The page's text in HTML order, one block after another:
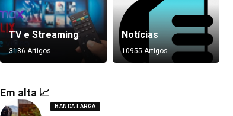
TV e Streaming
3186 Artigos
Notícias
10955 Artigos
Em alta 📈
BANDA LARGA